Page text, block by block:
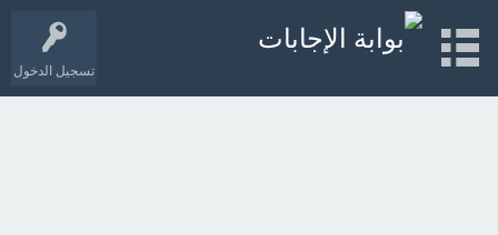
تسجيل الدخول